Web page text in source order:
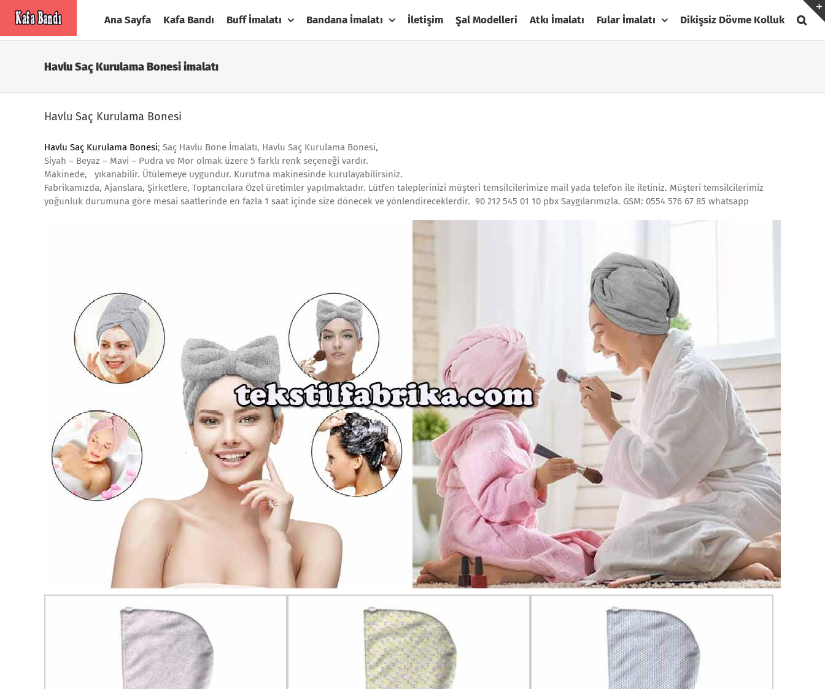
Ana Sayfa Kafa Bandı Buff İmalatı Bandana İmalatı İletişim Şal Modelleri Atkı İmalatı Fular İmalatı Dikişsiz Dövme Kolluk
Havlu Saç Kurulama Bonesi imalatı
Havlu Saç Kurulama Bonesi
Havlu Saç Kurulama Bonesi; Saç Havlu Bone İmalatı, Havlu Saç Kurulama Bonesi,
Siyah – Beyaz – Mavi – Pudra ve Mor olmak üzere 5 farklı renk seçeneği vardır.
Makinede, yıkanabilir. Ütülemeye uygundur. Kurutma makinesinde kurulayabilirsiniz.
Fabrikamızda, Ajanslara, Şirketlere, Toptancılara Özel üretimler yapılmaktadır. Lütfen taleplerinizi müşteri temsilcilerimize mail yada telefon ile iletiniz. Müşteri temsilcilerimiz
yoğunluk durumuna göre mesai saatlerinde en fazla 1 saat içinde size dönecek ve yönlendireceklerdir. 90 212 545 01 10 pbx Saygılarımızla. GSM: 0554 576 67 85 whatsapp